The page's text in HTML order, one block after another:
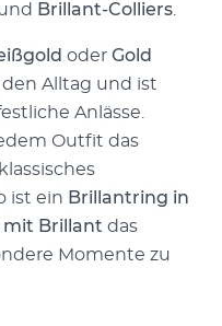
Brillant-Colliers.
oder Gold
Alltag und ist
Anlässe.
Outfit das
ist ein Brillantring in
mit Brillant das
Momente zu